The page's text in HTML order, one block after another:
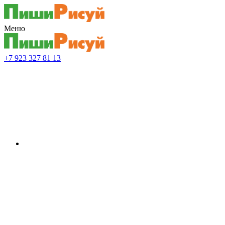
Меню
+7 923 327 81 13